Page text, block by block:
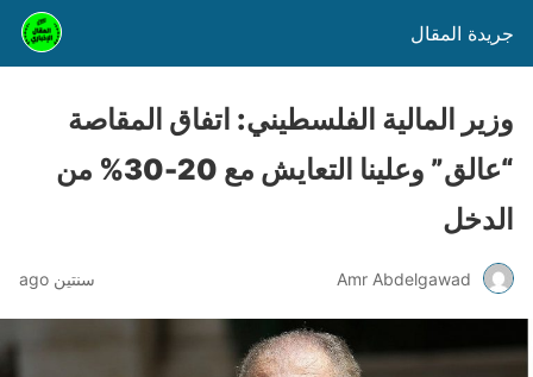
جريدة المقال
وزير المالية الفلسطيني: اتفاق المقاصة
“عالق” وعلينا التعايش مع 20-30% من
الدخل
Amr Abdelgawad سنتين ago